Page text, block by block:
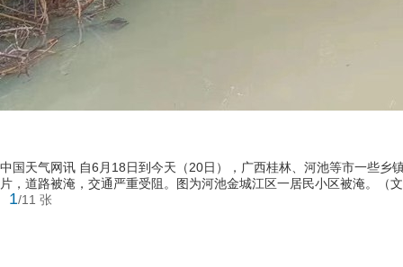
1/11 张
中国天气网讯 自6月18日到今天（20日），广西桂林、河池等市一些乡
片，道路被淹，交通严重受阻。图为河池金城江区一居民小区被淹。（